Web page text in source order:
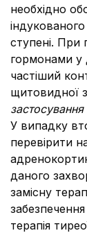
необхідно
ступені. При
гормонами у
частіший
щитовидної
У випадку
перевірити
даного
замісну
терапія